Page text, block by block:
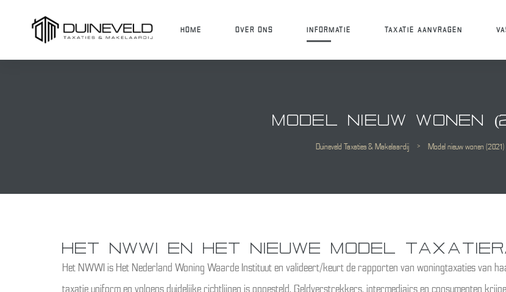
HOME OVER ONS INFORMATIE TAXATIE AANVRAGEN
MODEL NIEUW WONEN
Duineveld Taxaties & Makelaardij > Model nieuw wonen (2021)
HET NWWI EN HET NIEUWE MODEL
Het NWWI is Het Nederland Woning Waarde Instituut en valideert/keurt de rapporten van woningtaxaties van
taxatie uniform en volgens duidelijke richtlijnen is opgesteld. Geldverstrekkers, intermediairs en consumenten